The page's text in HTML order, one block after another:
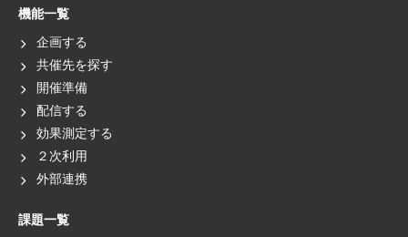
機能一覧
企画する
共催先を探す
開催準備
配信する
効果測定する
２次利用
外部連携
課題一覧